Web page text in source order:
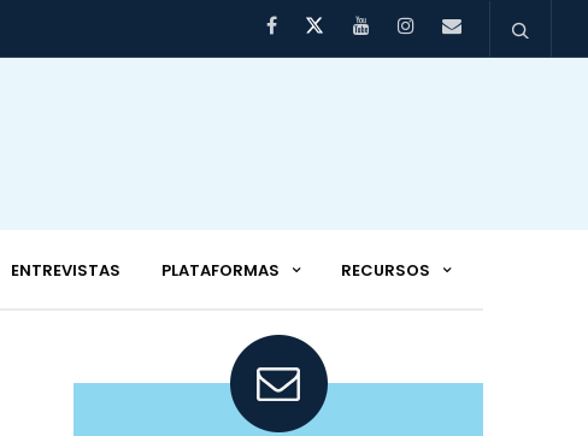
ENTREVISTAS PLATAFORMAS RECURSOS